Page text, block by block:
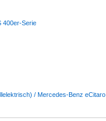
400er-Serie
/ Mercedes-Benz eCitaro